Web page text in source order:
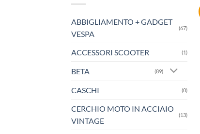
ABBIGLIAMENTO + GADGET
VESPA
(67)
ACCESSORI SCOOTER (1)
BETA (89)
CASCHI (0)
CERCHIO MOTO IN ACCIAIO
VINTAGE
(13)